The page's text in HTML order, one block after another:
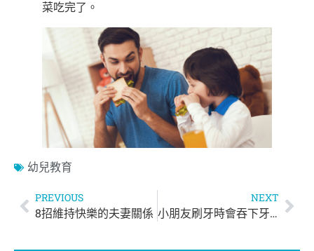
菜吃完了。
幼兒教育
PREVIOUS
8招維持快樂的夫妻關係
NEXT
小朋友刷牙時會吞下牙膏及漱口用水？